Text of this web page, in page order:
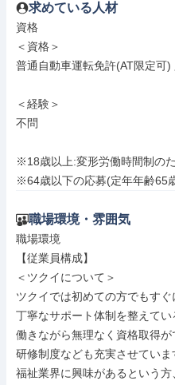
求めている人材
資格
＜資格＞
普通自動車運転免許(AT限定可)
＜経験＞
不問
※18歳以上:変形労働時間制の
※64歳以下の応募(定年年齢65
職場環境・雰囲気
職場環境
【従業員構成】
＜ツクイについて＞
ツクイでは初めての方でもす
丁寧なサポート体制を整えてい
働きながら無理なく資格取得が
研修制度なども充実させていま
福祉業界に興味があるという方